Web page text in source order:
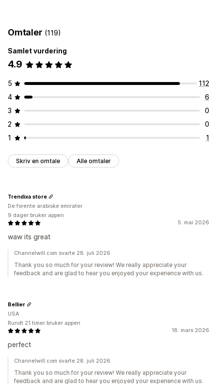
Import og eksport
Omtaler (119)
Samlet vurdering
4.9
5
112
4
6
3
0
2
0
1
1
Skriv en omtale Alle omtaler
5. mai 2026
waw its great
Trendixa store
De forente arabiske emirater
9 dager bruker appen
Channelwill.com svarte 28. juli 2026
Thank you so much for your review! We really appreciate your
feedback and are glad to hear you enjoyed your experience with us.
18. mars 2026
perfect
Bellier
USA
Rundt 21 timer bruker appen
Channelwill.com svarte 28. juli 2026
Thank you so much for your review! We really appreciate your
feedback and are glad to hear you enjoyed your experience with us.